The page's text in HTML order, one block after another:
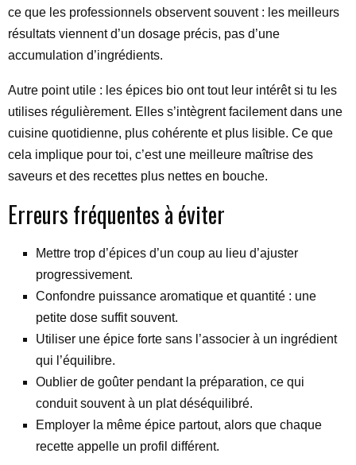
ce que les professionnels observent souvent : les meilleurs
résultats viennent d’un dosage précis, pas d’une
accumulation d’ingrédients.
Autre point utile : les épices bio ont tout leur intérêt si tu les
utilises régulièrement. Elles s’intègrent facilement dans une
cuisine quotidienne, plus cohérente et plus lisible. Ce que
cela implique pour toi, c’est une meilleure maîtrise des
saveurs et des recettes plus nettes en bouche.
Erreurs fréquentes à éviter
Mettre trop d’épices d’un coup au lieu d’ajuster
progressivement.
Confondre puissance aromatique et quantité : une
petite dose suffit souvent.
Utiliser une épice forte sans l’associer à un ingrédient
qui l’équilibre.
Oublier de goûter pendant la préparation, ce qui
conduit souvent à un plat déséquilibré.
Employer la même épice partout, alors que chaque
recette appelle un profil différent.